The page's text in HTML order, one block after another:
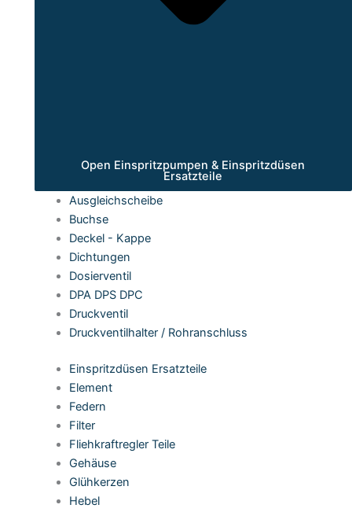
Open Einspritzpumpen & Einspritzdüsen
Ersatzteile
Ausgleichscheibe
Buchse
Deckel - Kappe
Dichtungen
Dosierventil
DPA DPS DPC
Druckventil
Druckventilhalter / Rohranschluss
Einspritzdüsen Ersatzteile
Element
Federn
Filter
Fliehkraftregler Teile
Gehäuse
Glühkerzen
Hebel